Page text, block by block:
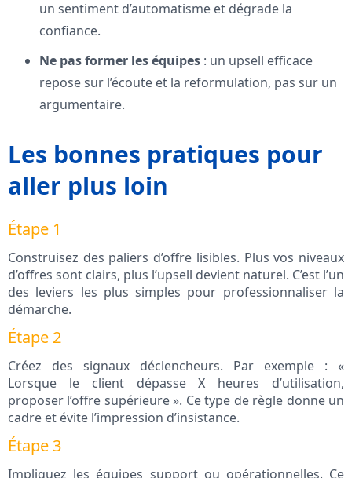
un sentiment d’automatisme et dégrade la
confiance.
Ne pas former les équipes : un upsell efficace
repose sur l’écoute et la reformulation, pas sur un
argumentaire.
Les bonnes pratiques pour
aller plus loin
Étape 1
Construisez des paliers d’offre lisibles. Plus vos niveaux
d’offres sont clairs, plus l’upsell devient naturel. C’est l’un
des leviers les plus simples pour professionnaliser la
démarche.
Étape 2
Créez des signaux déclencheurs. Par exemple : «
Lorsque le client dépasse X heures d’utilisation,
proposer l’offre supérieure ». Ce type de règle donne un
cadre et évite l’impression d’insistance.
Étape 3
Impliquez les équipes support ou opérationnelles. Ce